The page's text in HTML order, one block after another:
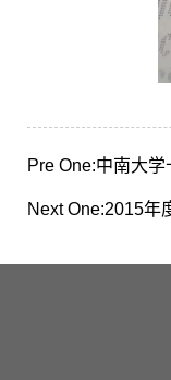
Pre One:中南大学
Next One:2015年